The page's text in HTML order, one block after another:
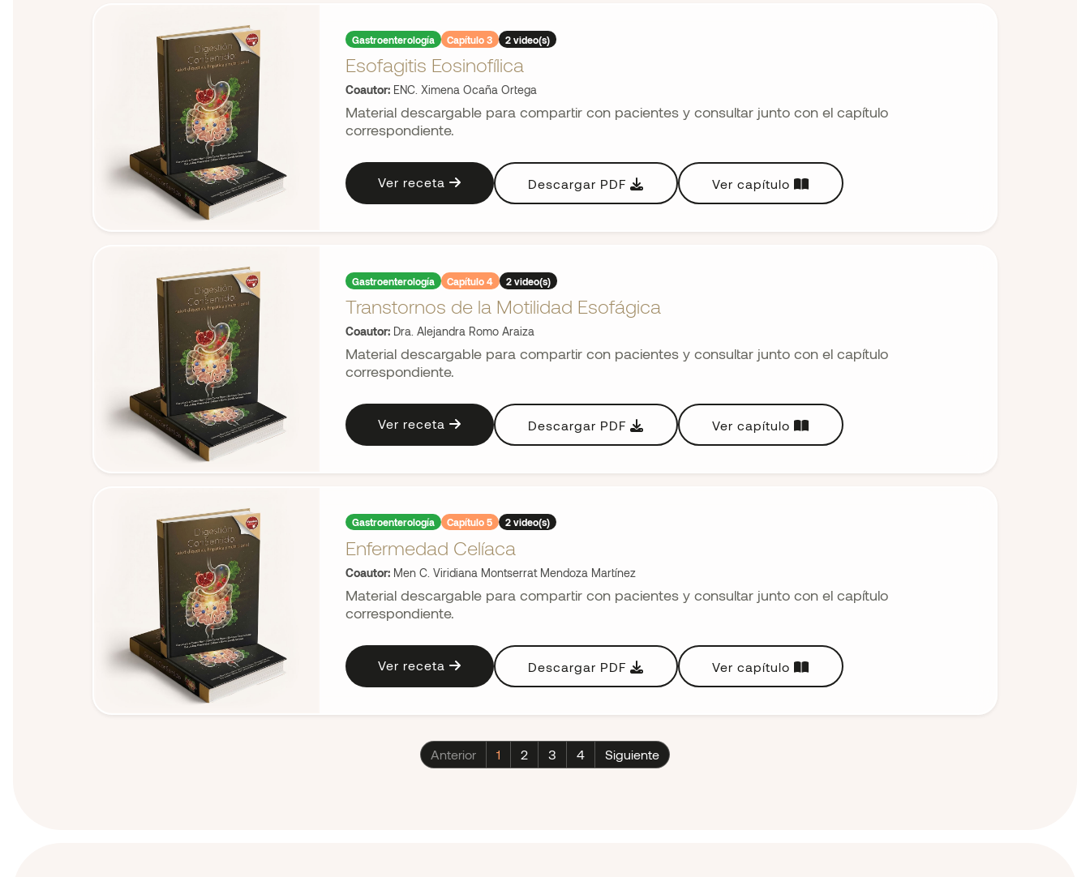
Gastroenterología Capítulo 3 2 video(s)
Esofagitis Eosinofílica
Coautor: ENC. Ximena Ocaña Ortega
Material descargable para compartir con pacientes y consultar junto con el capítulo
correspondiente.
Ver receta Descargar PDF Ver capítulo
Gastroenterología Capítulo 4 2 video(s)
Transtornos de la Motilidad Esofágica
Coautor: Dra. Alejandra Romo Araiza
Material descargable para compartir con pacientes y consultar junto con el capítulo
correspondiente.
Ver receta Descargar PDF Ver capítulo
Gastroenterología Capítulo 5 2 video(s)
Enfermedad Celíaca
Coautor: Men C. Viridiana Montserrat Mendoza Martínez
Material descargable para compartir con pacientes y consultar junto con el capítulo
correspondiente.
Ver receta Descargar PDF Ver capítulo
Anterior 1 2 3 4 Siguiente